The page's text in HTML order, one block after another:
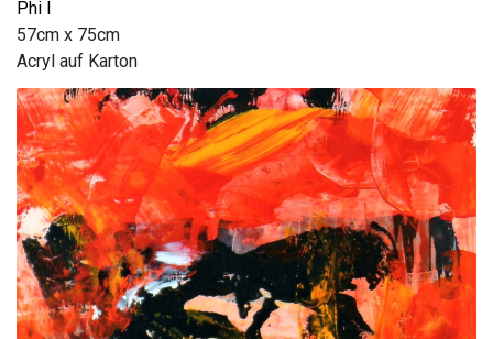
Phi I
57cm x 75cm
Acryl auf Karton